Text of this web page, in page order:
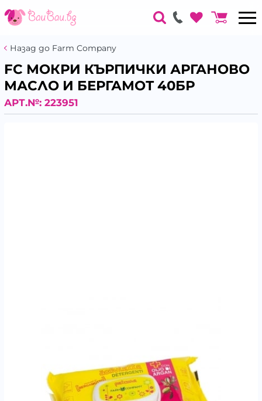
Назад до Farm Company
FC МОКРИ КЪРПИЧКИ АРГАНОВО
МАСЛО И БЕРГАМОТ 40БР
АРТ.№: 223951